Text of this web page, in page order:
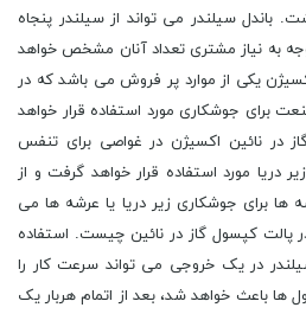
سیلندر می تواند از سیلندر پنجاه
به نیاز مشتری تعداد آنان مشخص خواهد
یکی از موارد پر فروش می باشد که در
برای جوشکاری مورد استفاده قرار خواهد
در نائین اکسیژن در غواصی برای تنفس
دریا مورد استفاده قرار خواهد گرفت و از
ها برای جوشکاری زیر دریا یا عرشه ها می
پالت کپسول گاز در نائین چیست. استفاده
در یک خروجی می تواند سرعت کار را
ها باعث خواهد شد، بعد از اتمام هربار یک